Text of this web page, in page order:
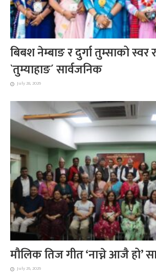
बिबश नेम्बाङ र दुर्गा तुम्साको
`तुम्याहाङ´ सार्वजनिक
July 28, 2026
मौलिक तिज गीत ‘नाच्ने आजै हो’
July 26, 2026